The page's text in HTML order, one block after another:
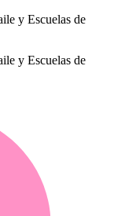
y Escuelas de
y Escuelas de